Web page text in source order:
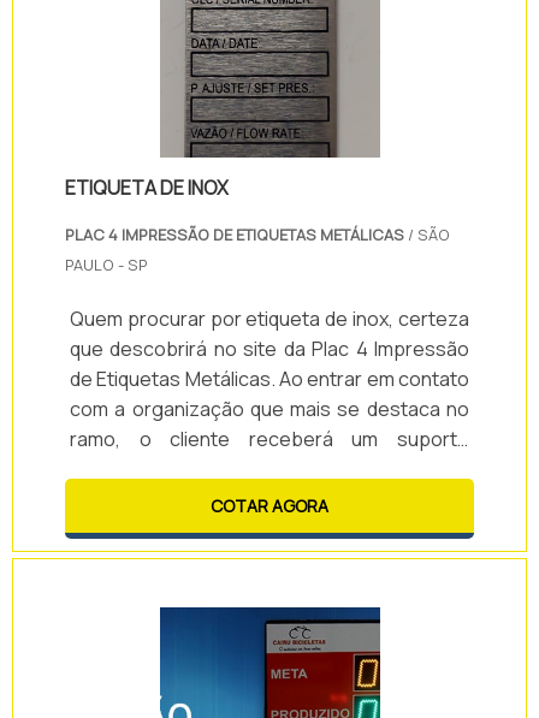
ETIQUETA DE INOX
PLAC 4 IMPRESSÃO DE ETIQUETAS METÁLICAS / SÃO
PAULO - SP
Quem procurar por etiqueta de inox, certeza
que descobrirá no site da Plac 4 Impressão
de Etiquetas Metálicas. Ao entrar em contato
com a organização que mais se destaca no
ramo, o cliente receberá um suporte
sobre o produto a ser adquirido.Quando a
procura é por etiqueta de inox, com os
profissionais da Plac 4 Impressão de
precisão e as melhores soluções para
condomínios e indústrias de diversos
ramos.MAIS DETALHES SOBRE ETIQUETA DE
INOXA Plac 4 Impressão de Etiquetas
COTAR AGORA